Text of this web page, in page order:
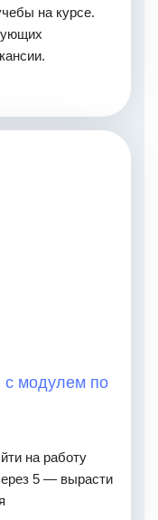
на курсе.
с модулем по
на работу
5 — вырасти